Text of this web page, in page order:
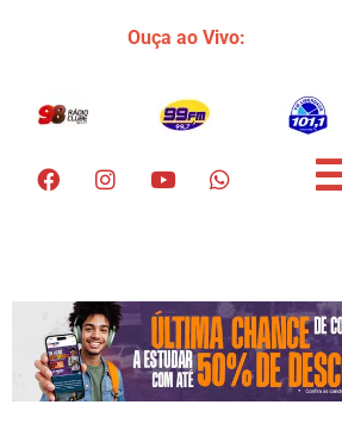
Ouça ao Vivo: